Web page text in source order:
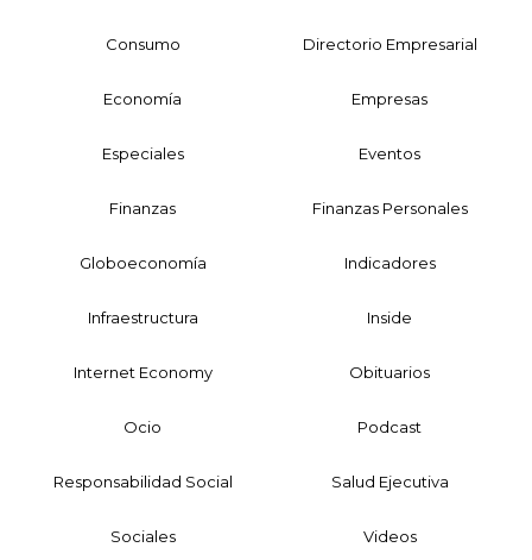
Consumo Directorio Empresarial
Economía Empresas
Especiales Eventos
Finanzas Finanzas Personales
Globoeconomía Indicadores
Infraestructura Inside
Internet Economy Obituarios
Ocio Podcast
Responsabilidad Social Salud Ejecutiva
Sociales Videos